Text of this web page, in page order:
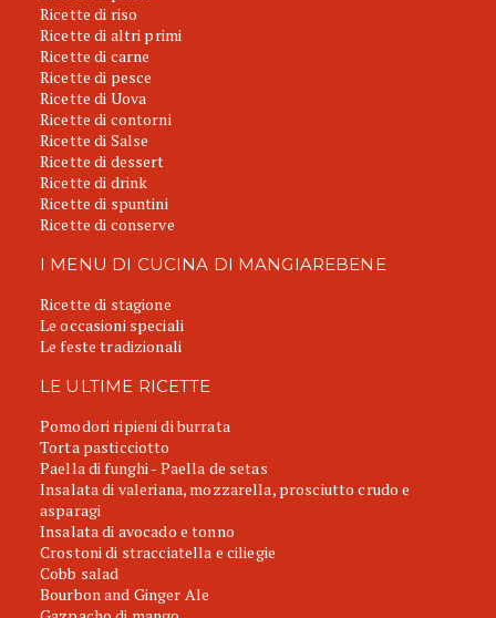
Ricette di riso
Ricette di altri primi
Ricette di carne
Ricette di pesce
Ricette di Uova
Ricette di contorni
Ricette di Salse
Ricette di dessert
Ricette di drink
Ricette di spuntini
Ricette di conserve
I MENU DI CUCINA DI MANGIAREBENE
Ricette di stagione
Le occasioni speciali
Le feste tradizionali
LE ULTIME RICETTE
Pomodori ripieni di burrata
Torta pasticciotto
Paella di funghi - Paella de setas
Insalata di valeriana, mozzarella, prosciutto crudo e
asparagi
Insalata di avocado e tonno
Crostoni di stracciatella e ciliegie
Cobb salad
Bourbon and Ginger Ale